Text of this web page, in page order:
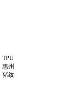
TPU
惠州
猪纹